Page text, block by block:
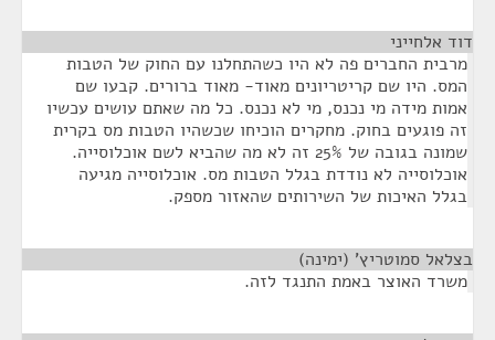
דוד אלחייני
מרבית החברים פה לא היו כשהתחלנו עם החוק של הטבות
המס. היו שם קריטריונים מאוד- מאוד ברורים. קבעו שם
אמות מידה מי נכנס, מי לא נכנס. כל מה שאתם עושים עכשיו
זה פוגעים בחוק. מחקרים הוכיחו שכשהיו הטבות מס בקרית
שמונה בגובה של 25% זה לא מה שהביא לשם אוכלוסייה.
אוכלוסייה לא נודדת בגלל הטבות מס. אוכלוסייה מגיעה
בגלל האיכות של השירותים שהאזור מספק.
בצלאל סמוטריץ' (ימינה)
משרד האוצר באמת התנגד לזה.